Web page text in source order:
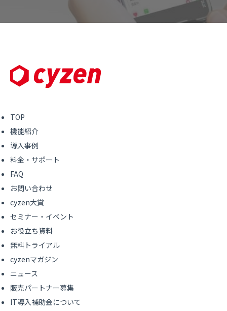
TOP
機能紹介
導入事例
料金・サポート
FAQ
お問い合わせ
cyzen大賞
セミナー・イベント
お役立ち資料
無料トライアル
cyzenマガジン
ニュース
販売パートナー募集
IT導入補助金について